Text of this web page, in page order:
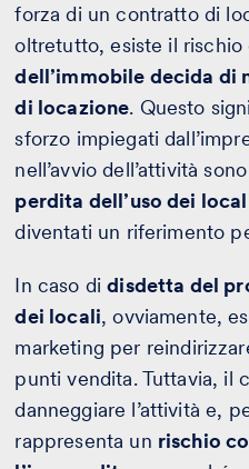
forza di un contratto di
oltretutto, esiste il rischio
dell’immobile decida di
di locazione. Questo
sforzo impiegati
nell’avvio dell’attività
perdita dell’uso dei
diventati un riferimento
In caso didisdetta del
dei locali, ovviamente,
marketing per
punti vendita. Tuttavia, il
danneggiare l’attività e,
rappresenta un rischio